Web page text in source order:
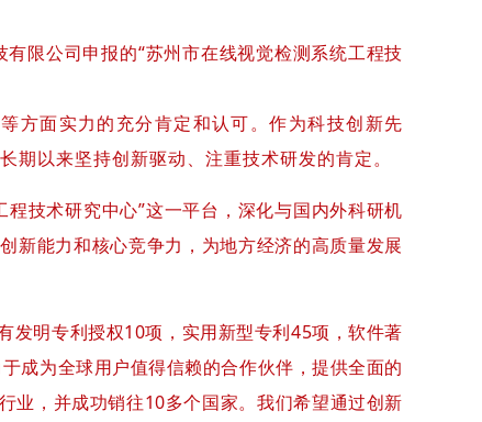
限公司申报的“苏州市在线视觉检测系统工程技
方面实力的充分肯定和认可。作为科技创新先
以来坚持创新驱动、注重技术研发的肯定。
技术研究中心”这一平台，深化与国内外科研机
新能力和核心竞争力，为地方经济的高质量发展
发明专利授权10项，实用新型专利45项，软件著
成为全球用户值得信赖的合作伙伴，提供全面的
业，并成功销往10多个国家。我们希望通过创新